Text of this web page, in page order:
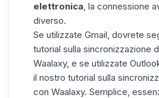
elettronica, la connessione
diverso.
Se utilizzate Gmail, dovrete
tutorial sulla sincronizzazione
Waalaxy, e se utilizzate
il nostro tutorial sulla
con Waalaxy. Semplice,